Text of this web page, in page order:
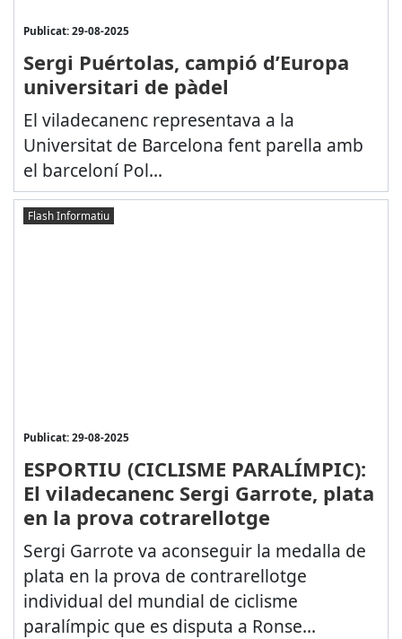
Publicat: 29-08-2025
Sergi Puértolas, campió d’Europa
universitari de pàdel
El viladecanenc representava a la
Universitat de Barcelona fent parella amb
el barceloní Pol...
Flash Informatiu
Publicat: 29-08-2025
ESPORTIU (CICLISME PARALÍMPIC):
El viladecanenc Sergi Garrote, plata
en la prova cotrarellotge
Sergi Garrote va aconseguir la medalla de
plata en la prova de contrarellotge
individual del mundial de ciclisme
paralímpic que es disputa a Ronse...